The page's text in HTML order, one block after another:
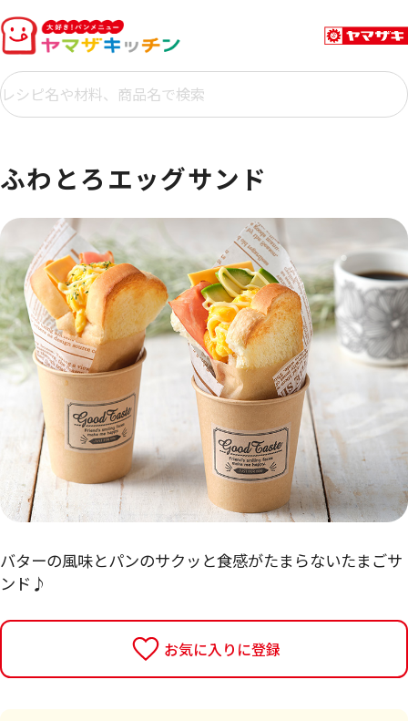
ふわとろエッグサンド
バターの風味とパンのサクッと食感がたまらないたまごサ
ンド♪
お気に入りに登録